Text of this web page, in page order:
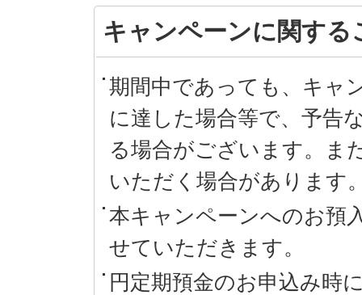
キャンペーンに関する
期間中であっても、キャ
に達した場合等で、予告
る場合がございます。ま
いただく場合があります
本キャンペーンへのお預
せていただきます。
円定期預金のお申込み時